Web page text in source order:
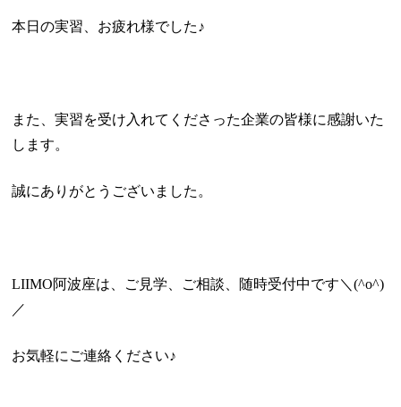
本日の実習、お疲れ様でした♪
また、実習を受け入れてくださった企業の皆様に感謝いた
します。
誠にありがとうございました。
LIIMO阿波座は、ご見学、ご相談、随時受付中です＼(^o^)
／
お気軽にご連絡ください♪